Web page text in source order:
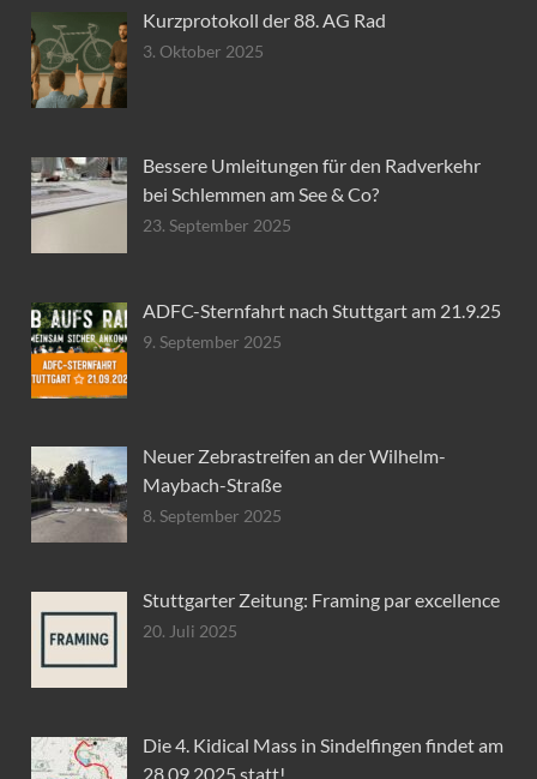
Kurzprotokoll der 88. AG Rad
3. Oktober 2025
Bessere Umleitungen für den Radverkehr
bei Schlemmen am See & Co?
23. September 2025
ADFC-Sternfahrt nach Stuttgart am 21.9.25
9. September 2025
Neuer Zebrastreifen an der Wilhelm-
Maybach-Straße
8. September 2025
Stuttgarter Zeitung: Framing par excellence
20. Juli 2025
Die 4. Kidical Mass in Sindelfingen findet am
28.09.2025 statt!